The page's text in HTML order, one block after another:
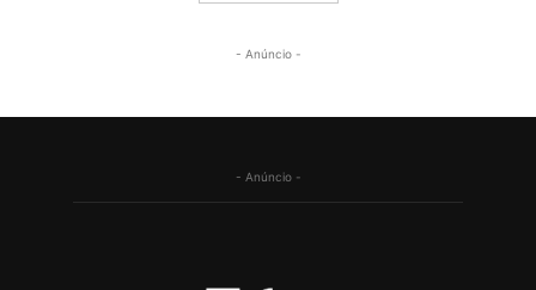
- Anúncio -
- Anúncio -